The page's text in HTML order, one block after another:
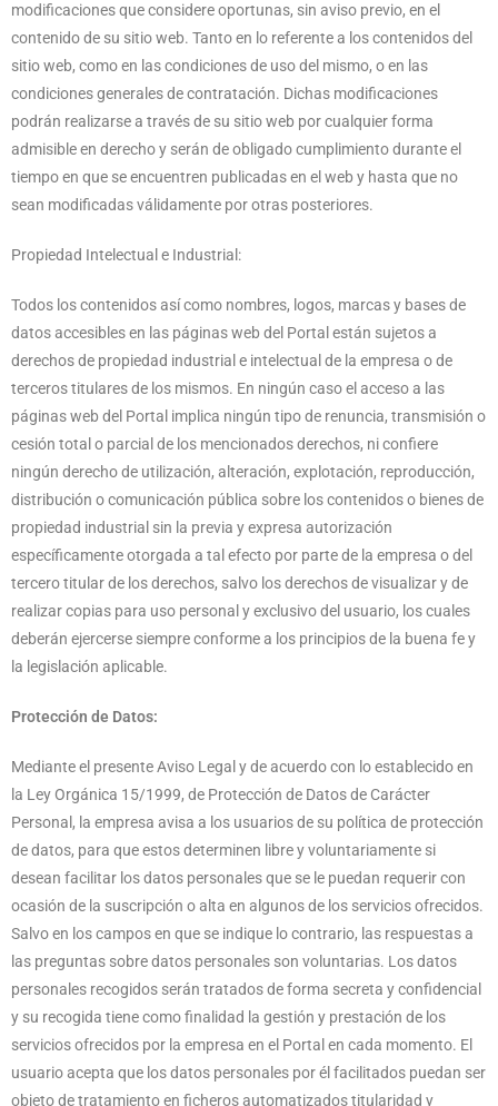
modificaciones que considere oportunas, sin aviso previo, en el
contenido de su sitio web. Tanto en lo referente a los contenidos del
sitio web, como en las condiciones de uso del mismo, o en las
condiciones generales de contratación. Dichas modificaciones
podrán realizarse a través de su sitio web por cualquier forma
admisible en derecho y serán de obligado cumplimiento durante el
tiempo en que se encuentren publicadas en el web y hasta que no
sean modificadas válidamente por otras posteriores.
Propiedad Intelectual e Industrial:
Todos los contenidos así como nombres, logos, marcas y bases de
datos accesibles en las páginas web del Portal están sujetos a
derechos de propiedad industrial e intelectual de la empresa o de
terceros titulares de los mismos. En ningún caso el acceso a las
páginas web del Portal implica ningún tipo de renuncia, transmisión o
cesión total o parcial de los mencionados derechos, ni confiere
ningún derecho de utilización, alteración, explotación, reproducción,
distribución o comunicación pública sobre los contenidos o bienes de
propiedad industrial sin la previa y expresa autorización
específicamente otorgada a tal efecto por parte de la empresa o del
tercero titular de los derechos, salvo los derechos de visualizar y de
realizar copias para uso personal y exclusivo del usuario, los cuales
deberán ejercerse siempre conforme a los principios de la buena fe y
la legislación aplicable.
Protección de Datos:
Mediante el presente Aviso Legal y de acuerdo con lo establecido en
la Ley Orgánica 15/1999, de Protección de Datos de Carácter
Personal, la empresa avisa a los usuarios de su política de protección
de datos, para que estos determinen libre y voluntariamente si
desean facilitar los datos personales que se le puedan requerir con
ocasión de la suscripción o alta en algunos de los servicios ofrecidos.
Salvo en los campos en que se indique lo contrario, las respuestas a
las preguntas sobre datos personales son voluntarias. Los datos
personales recogidos serán tratados de forma secreta y confidencial
y su recogida tiene como finalidad la gestión y prestación de los
servicios ofrecidos por la empresa en el Portal en cada momento. El
usuario acepta que los datos personales por él facilitados puedan ser
objeto de tratamiento en ficheros automatizados titularidad y